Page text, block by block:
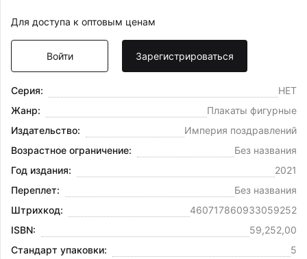
Для доступа к оптовым ценам
Войти Зарегистрироваться
Серия:
НЕТ
Жанр:
Плакаты фигурные
Издательство:
Империя поздравлений
Возрастное ограничение:
Без названия
Год издания:
2021
Переплет:
Без названия
Штрихкод:
460717860933059252
ISBN:
59,252,00
Стандарт упаковки:
5